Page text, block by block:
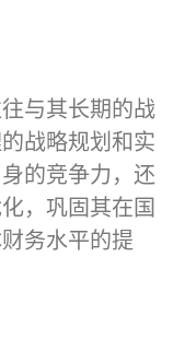
与其长期的战
战略规划和实
的竞争力，还
，巩固其在国
务水平的提